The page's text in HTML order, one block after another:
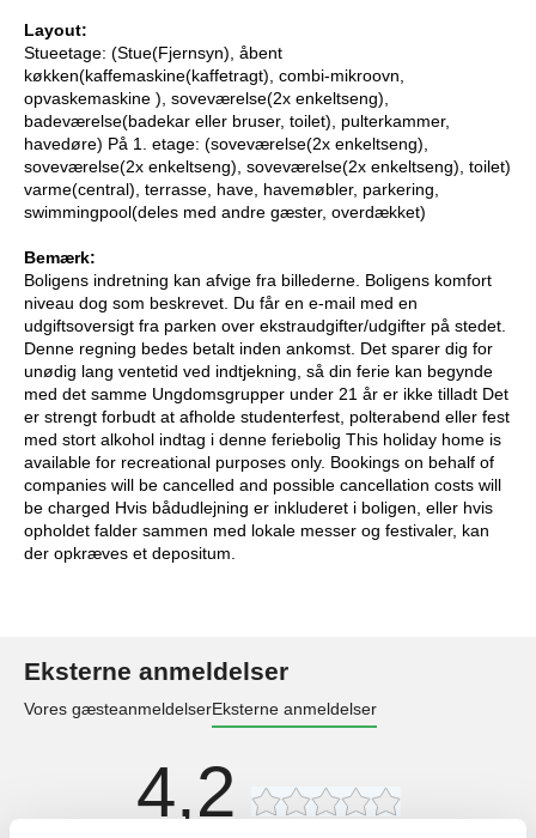
Layout:
Stueetage: (Stue(Fjernsyn), åbent
køkken(kaffemaskine(kaffetragt), combi-mikroovn,
opvaskemaskine ), soveværelse(2x enkeltseng),
badeværelse(badekar eller bruser, toilet), pulterkammer,
havedøre) På 1. etage: (soveværelse(2x enkeltseng),
soveværelse(2x enkeltseng), soveværelse(2x enkeltseng), toilet)
varme(central), terrasse, have, havemøbler, parkering,
swimmingpool(deles med andre gæster, overdækket)
Bemærk:
Boligens indretning kan afvige fra billederne. Boligens komfort
niveau dog som beskrevet. Du får en e-mail med en
udgiftsoversigt fra parken over ekstraudgifter/udgifter på stedet.
Denne regning bedes betalt inden ankomst. Det sparer dig for
unødig lang ventetid ved indtjekning, så din ferie kan begynde
med det samme Ungdomsgrupper under 21 år er ikke tilladt Det
er strengt forbudt at afholde studenterfest, polterabend eller fest
med stort alkohol indtag i denne feriebolig This holiday home is
available for recreational purposes only. Bookings on behalf of
companies will be cancelled and possible cancellation costs will
be charged Hvis bådudlejning er inkluderet i boligen, eller hvis
opholdet falder sammen med lokale messer og festivaler, kan
der opkræves et depositum.
Eksterne anmeldelser
Vores gæsteanmeldelserEksterne anmeldelser
4,2